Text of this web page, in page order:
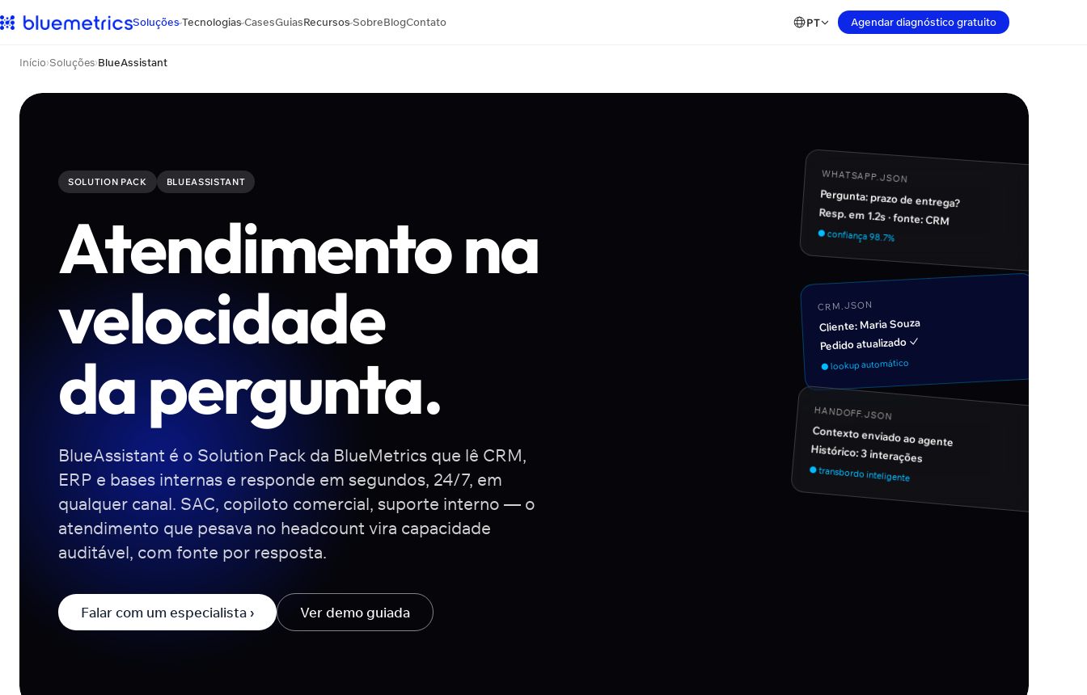
Soluções›Tecnologias›CasesGuiasRecursos›SobreBlogContato PT Agendar diagnóstico gratuito
Início›Soluções›BlueAssistant
SOLUTION PACK BLUEASSISTANT
Atendimento na
velocidade
da pergunta.
BlueAssistant é o Solution Pack da BlueMetrics que lê CRM,
ERP e bases internas e responde em segundos, 24/7, em
qualquer canal. SAC, copiloto comercial, suporte interno — o
atendimento que pesava no headcount vira capacidade
auditável, com fonte por resposta.
Falar com um especialista › Ver demo guiada
WHATSAPP.JSON
Pergunta: prazo de entrega?
Resp. em 1.2s · fonte: CRM
● confiança 98.7%
CRM.JSON
Cliente: Maria Souza
Pedido atualizado ✓
● lookup automático
HANDOFF.JSON
Contexto enviado ao agente
Histórico: 3 interações
● transbordo inteligente